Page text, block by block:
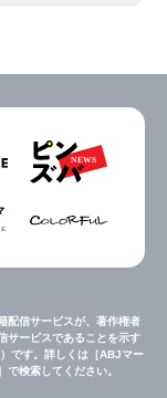
配信サービスが、著作権者
サービスであることを示す
です。詳しくは［ABJマー
で検索してください。